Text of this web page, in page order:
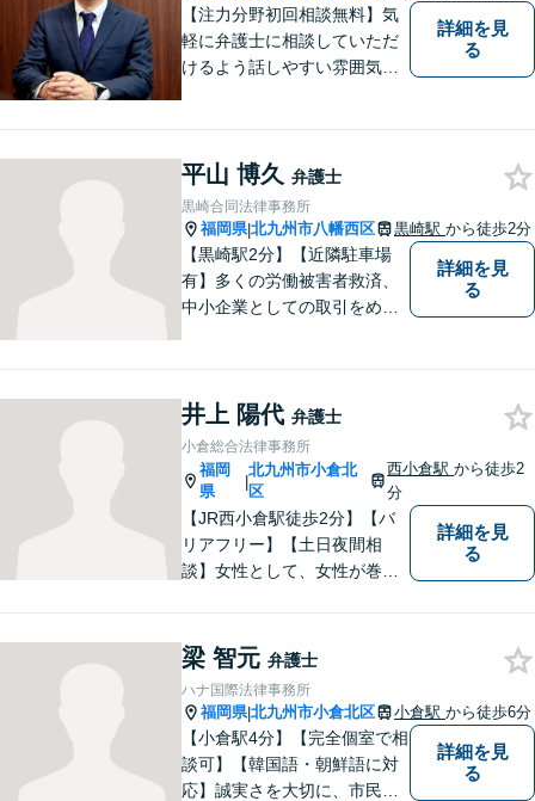
【注力分野初回相談無料】気
軽に弁護士に相談していただ
けるよう話しやすい雰囲気を
ば、些細なことでもお気軽に
お問い合わせください。
詳細を見
る
平山 博久 弁護士
黒崎合同法律事務所
福岡県|北九州市八幡西区 黒崎駅 から徒歩2分
【黒崎駅2分】【近隣駐車場
有】多くの労働被害者救済、
中小企業としての取引をめぐ
イスを行うことができます。
どんなことでもお気軽にご相
談ください。
詳細を見
る
井上 陽代 弁護士
小倉総合法律事務所
福岡
県
|
北九州市小倉北
区
西小倉駅から徒歩2
分
【JR西小倉駅徒歩2分】【バ
リアフリー】【土日夜間相
談】女性として、女性が巻き
極的に対応しております。男
性弁護士には相談しづらいと
いう女性の方もお気軽にご相
談下さい。
詳細を見
る
梁 智元 弁護士
ハナ国際法律事務所
福岡県|北九州市小倉北区 小倉駅 から徒歩6分
【小倉駅4分】【完全個室で相
談可】【韓国語・朝鮮語に対
応】誠実さを大切に、市民に
詳細を見
る